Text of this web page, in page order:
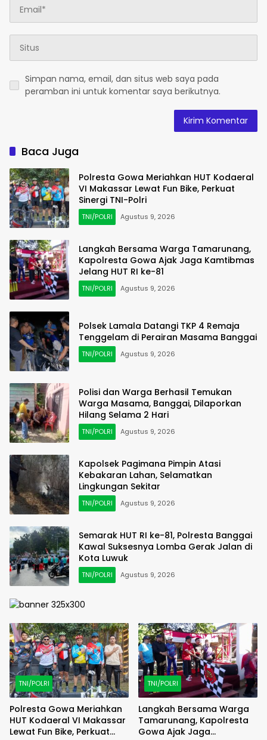
Simpan nama, email, dan situs web saya pada
peramban ini untuk komentar saya berikutnya.
Baca Juga
Polresta Gowa Meriahkan HUT Kodaeral
VI Makassar Lewat Fun Bike, Perkuat
Sinergi TNI-Polri
TNI/POLRI Agustus 9, 2026
Langkah Bersama Warga Tamarunang,
Kapolresta Gowa Ajak Jaga Kamtibmas
Jelang HUT RI ke-81
TNI/POLRI Agustus 9, 2026
Polsek Lamala Datangi TKP 4 Remaja
Tenggelam di Perairan Masama Banggai
TNI/POLRI Agustus 9, 2026
Polisi dan Warga Berhasil Temukan
Warga Masama, Banggai, Dilaporkan
Hilang Selama 2 Hari
TNI/POLRI Agustus 9, 2026
Kapolsek Pagimana Pimpin Atasi
Kebakaran Lahan, Selamatkan
Lingkungan Sekitar
TNI/POLRI Agustus 9, 2026
Semarak HUT RI ke-81, Polresta Banggai
Kawal Suksesnya Lomba Gerak Jalan di
Kota Luwuk
TNI/POLRI Agustus 9, 2026
TNI/POLRI
Polresta Gowa Meriahkan
HUT Kodaeral VI Makassar
Lewat Fun Bike, Perkuat
TNI/POLRI
Langkah Bersama Warga
Tamarunang, Kapolresta
Gowa Ajak Jaga